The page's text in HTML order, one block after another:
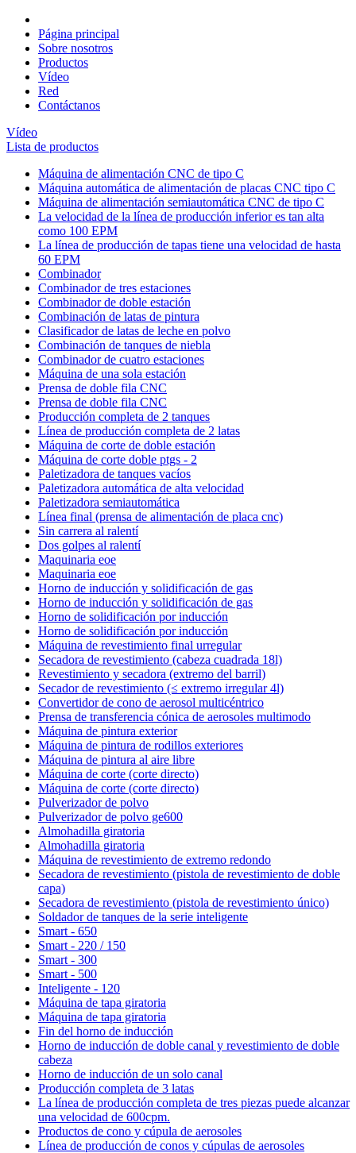
Página principal
Sobre nosotros
Productos
Vídeo
Red
Contáctanos
Vídeo
Lista de productos
Máquina de alimentación CNC de tipo C
Máquina automática de alimentación de placas CNC tipo C
Máquina de alimentación semiautomática CNC de tipo C
La velocidad de la línea de producción inferior es tan alta
como 100 EPM
La línea de producción de tapas tiene una velocidad de hasta
60 EPM
Combinador
Combinador de tres estaciones
Combinador de doble estación
Combinación de latas de pintura
Clasificador de latas de leche en polvo
Combinación de tanques de niebla
Combinador de cuatro estaciones
Máquina de una sola estación
Prensa de doble fila CNC
Prensa de doble fila CNC
Producción completa de 2 tanques
Línea de producción completa de 2 latas
Máquina de corte de doble estación
Máquina de corte doble ptgs - 2
Paletizadora de tanques vacíos
Paletizadora automática de alta velocidad
Paletizadora semiautomática
Línea final (prensa de alimentación de placa cnc)
Sin carrera al ralentí
Dos golpes al ralentí
Maquinaria eoe
Maquinaria eoe
Horno de inducción y solidificación de gas
Horno de inducción y solidificación de gas
Horno de solidificación por inducción
Horno de solidificación por inducción
Máquina de revestimiento final urregular
Secadora de revestimiento (cabeza cuadrada 18l)
Revestimiento y secadora (extremo del barril)
Secador de revestimiento (≤ extremo irregular 4l)
Convertidor de cono de aerosol multicéntrico
Prensa de transferencia cónica de aerosoles multimodo
Máquina de pintura exterior
Máquina de pintura de rodillos exteriores
Máquina de pintura al aire libre
Máquina de corte (corte directo)
Máquina de corte (corte directo)
Pulverizador de polvo
Pulverizador de polvo ge600
Almohadilla giratoria
Almohadilla giratoria
Máquina de revestimiento de extremo redondo
Secadora de revestimiento (pistola de revestimiento de doble
capa)
Secadora de revestimiento (pistola de revestimiento único)
Soldador de tanques de la serie inteligente
Smart - 650
Smart - 220 / 150
Smart - 300
Smart - 500
Inteligente - 120
Máquina de tapa giratoria
Máquina de tapa giratoria
Fin del horno de inducción
Horno de inducción de doble canal y revestimiento de doble
cabeza
Horno de inducción de un solo canal
Producción completa de 3 latas
La línea de producción completa de tres piezas puede alcanzar
una velocidad de 600cpm.
Productos de cono y cúpula de aerosoles
Línea de producción de conos y cúpulas de aerosoles